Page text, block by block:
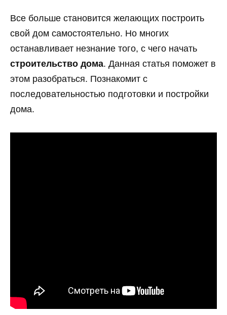
Все больше становится желающих построить
свой дом самостоятельно. Но многих
останавливает незнание того, с чего начать
строительство дома. Данная статья поможет в
этом разобраться. Познакомит с
последовательностью подготовки и постройки
дома.